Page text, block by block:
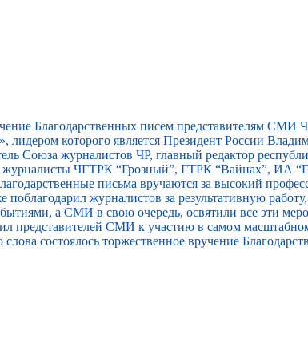
Благодарственных писем представителям СМИ
которого является Президент России
Союза журналистов ЧР, главный редактор
журналисты ЧГТРК “Грозный”, ГТРК “Вайнах”, ИА
письма вручаются за высокий
журналистов за результативную
а СМИ в свою очередь, освятили все эти
представителей СМИ к участию в самом
состоялось торжественное вручение